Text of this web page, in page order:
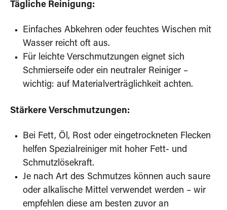
Tägliche Reinigung:
Einfaches Abkehren oder feuchtes Wischen mit
Wasser reicht oft aus.
Für leichte Verschmutzungen eignet sich
Schmierseife oder ein neutraler Reiniger –
wichtig: auf Materialverträglichkeit achten.
Stärkere Verschmutzungen:
Bei Fett, Öl, Rost oder eingetrockneten Flecken
helfen Spezialreiniger mit hoher Fett- und
Schmutzlösekraft.
Je nach Art des Schmutzes können auch saure
oder alkalische Mittel verwendet werden – wir
empfehlen diese am besten zuvor an